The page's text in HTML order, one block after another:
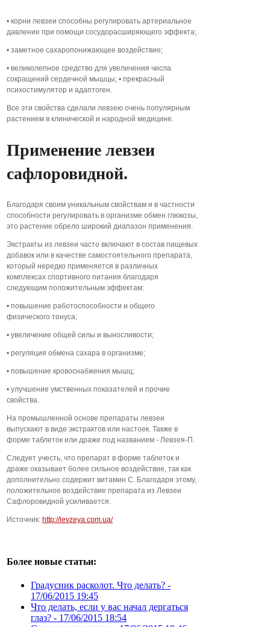
• корни левзеи способны регулировать артериальное
давление при помощи сосудорасширяющего эффекта;
• заметное сахаропонижающее воздействие;
• великолепное средство для увеличения числа
сокращений сердечной мышцы; • прекрасный
психостимулятор и адаптоген.
Все эти свойства сделали левзею очень популярным
растением в клинической и народной медицине.
Применение левзеи
сафлоровидной.
Благодаря своим уникальным свойствам и в частности
способности регулировать в организме обмен глюкозы,
это растение обрело широкий диапазон применения.
Экстракты из левзеи часто включают в состав пищевых
добавок или в качестве самостоятельного препарата,
который нередко применяется в различных
комплексах спортивного питания благодаря
следующим положительным эффектам:
• повышение работоспособности и общего
физического тонуса;
• увеличение общей силы и выносливости;
• регуляция обмена сахара в организме;
• повышение кровоснабжения мышц;
• улучшение умственных показателей и прочие
свойства.
На промышленной основе препараты левзеи
выпускают в виде экстрактов или настоек. Также в
форме таблеток или драже под названием - Левзея-П.
Следует учесть, что препарат в форме таблеток и
драже оказывает более сильное воздействие, так как
дополнительно содержит витамин С. Благодаря этому,
положительное воздействие препарата из Левзеи
Сафлоровидной усиливается.
Источник: http://levzeya.com.ua/
Более новые статьи:
Градусник расколот. Что делать? -
17/06/2015 19:45
Что делать, если у вас начал дергаться
глаз? - 17/06/2015 18:54